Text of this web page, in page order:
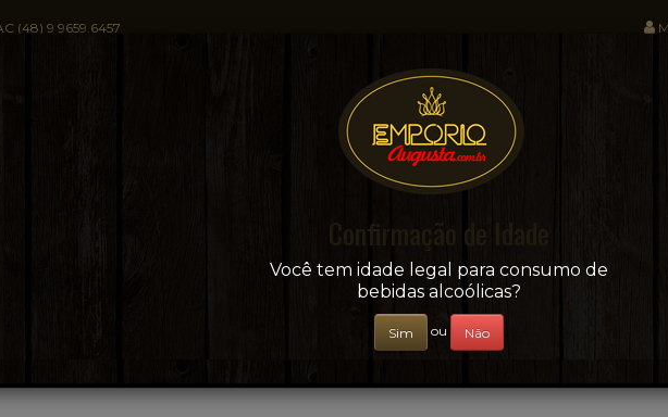
(48) 9 9659.6457
Sua conveniência e adega on-line!
+ BEBIDAS
Confirmação de Idade
Você tem idade legal para consumo de
bebidas alcoólicas?
Sim ou Não